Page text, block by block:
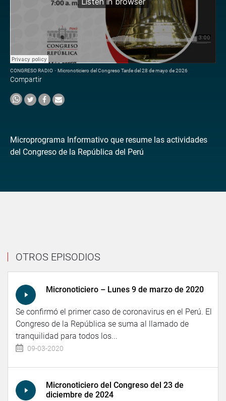
CONGRESO RADIO · Micronoticiero del Congreso Tarde del 28 de mayo de 2026
Compartir
Microprograma Informativo que resume las actividades
del Congreso de la República del Perú
OTROS EPISODIOS
Micronoticiero – Lunes 9 de marzo de 2020
Se confirmó el primer caso de coronavirus en el Perú. El
Congreso de la República se suma al llamado de
tranquilidad para todos los...
09-03-2020
Micronoticiero del Congreso del 23 de
diciembre de 2024